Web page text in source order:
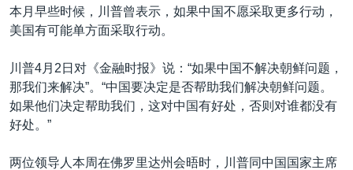
本月早些时候，川普曾表示，如果中国不愿采取更多行动，
美国有可能单方面采取行动。
川普4月2日对《金融时报》说：“如果中国不解决朝鲜问题，
那我们来解决”。“中国要决定是否帮助我们解决朝鲜问题。
如果他们决定帮助我们，这对中国有好处，否则对谁都没有
好处。”
两位领导人本周在佛罗里达州会晤时，川普同中国国家主席